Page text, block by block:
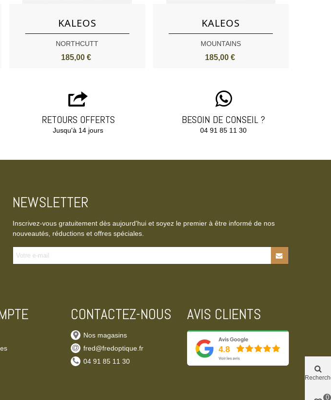
KALEOS
NORTHCUTT
185,00 €
KALEOS
MOUNTAINS
185,00 €
RETOURS OFFERTS
Jusqu'à 14 jours
BESOIN DE CONSEIL ?
04 91 85 11 30‬
NEWSLETTER
Inscrivez-vous gratuitement dès aujourd'hui et soyez le premier à être informé de nos
nouveautés, réductions et offres spéciales.
CONTACTEZ-NOUS
Nos magasins
fred@fredoptique.fr
‭04 91 85 11 30‬
AVIS CLIENTS
0